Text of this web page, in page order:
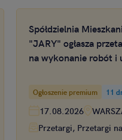
Spółdzielnia
"JARY" ogłasza
na wykonanie robót i
Ogłoszenie premium 11
17.08.2026
Przetargi, Przetargi